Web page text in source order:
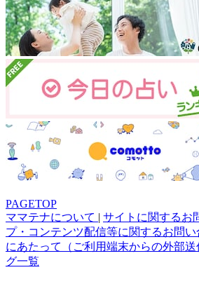
PAGETOP
ママテナについて | サイトに関するお
プ・コンテンツ配信等に関するお問い
にあたって（ご利用端末からの外部送
グ一覧